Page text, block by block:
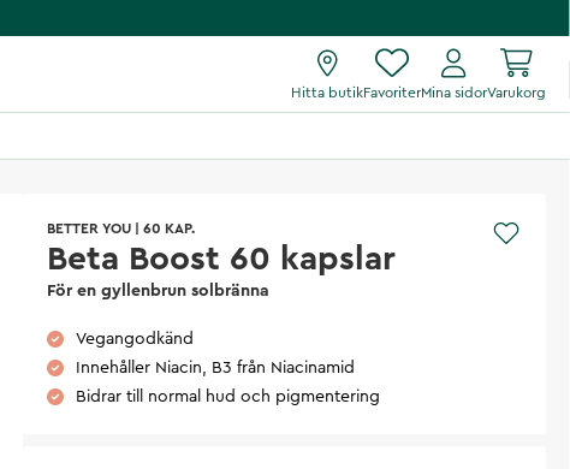
Hitta butikFavoriterMina sidorVarukorg
BETTER YOU 60 KAP.
Beta Boost 60 kapslar
För en gyllenbrun solbränna
Vegangodkänd
Innehåller Niacin, B3 från Niacinamid
Bidrar till normal hud och pigmentering